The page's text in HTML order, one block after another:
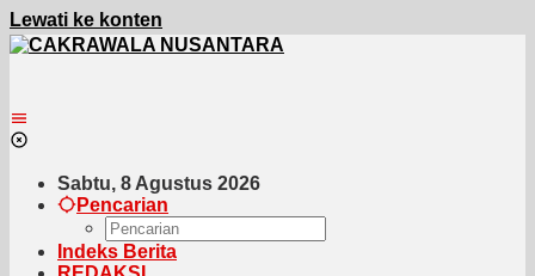
Lewati ke konten
Sabtu, 8 Agustus 2026
Pencarian
Indeks Berita